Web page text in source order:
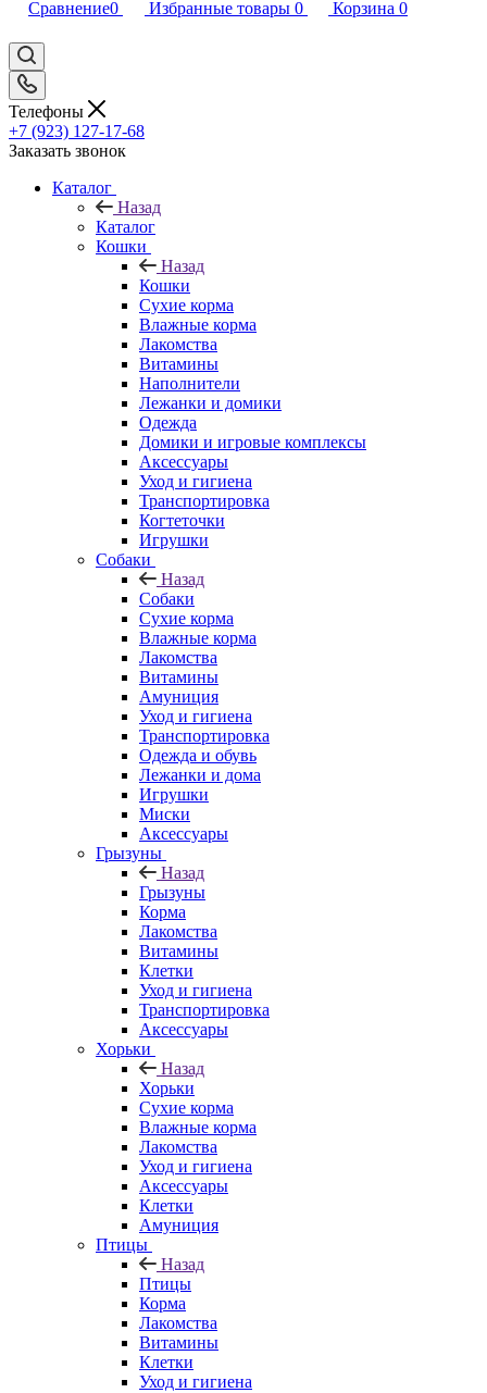
Сравнение0 Избранные товары 0 Корзина 0
Телефоны
+7 (923) 127-17-68
Заказать звонок
Каталог
Назад
Каталог
Кошки
Назад
Кошки
Сухие корма
Влажные корма
Лакомства
Витамины
Наполнители
Лежанки и домики
Одежда
Домики и игровые комплексы
Аксессуары
Уход и гигиена
Транспортировка
Когтеточки
Игрушки
Собаки
Назад
Собаки
Сухие корма
Влажные корма
Лакомства
Витамины
Амуниция
Уход и гигиена
Транспортировка
Одежда и обувь
Лежанки и дома
Игрушки
Миски
Аксессуары
Грызуны
Назад
Грызуны
Корма
Лакомства
Витамины
Клетки
Уход и гигиена
Транспортировка
Аксессуары
Хорьки
Назад
Хорьки
Сухие корма
Влажные корма
Лакомства
Уход и гигиена
Аксессуары
Клетки
Амуниция
Птицы
Назад
Птицы
Корма
Лакомства
Витамины
Клетки
Уход и гигиена